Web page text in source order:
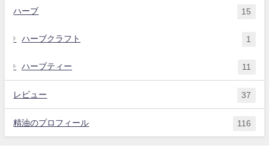
ハーブ 15
ハーブクラフト 1
ハーブティー 11
レビュー 37
精油のプロフィール 116